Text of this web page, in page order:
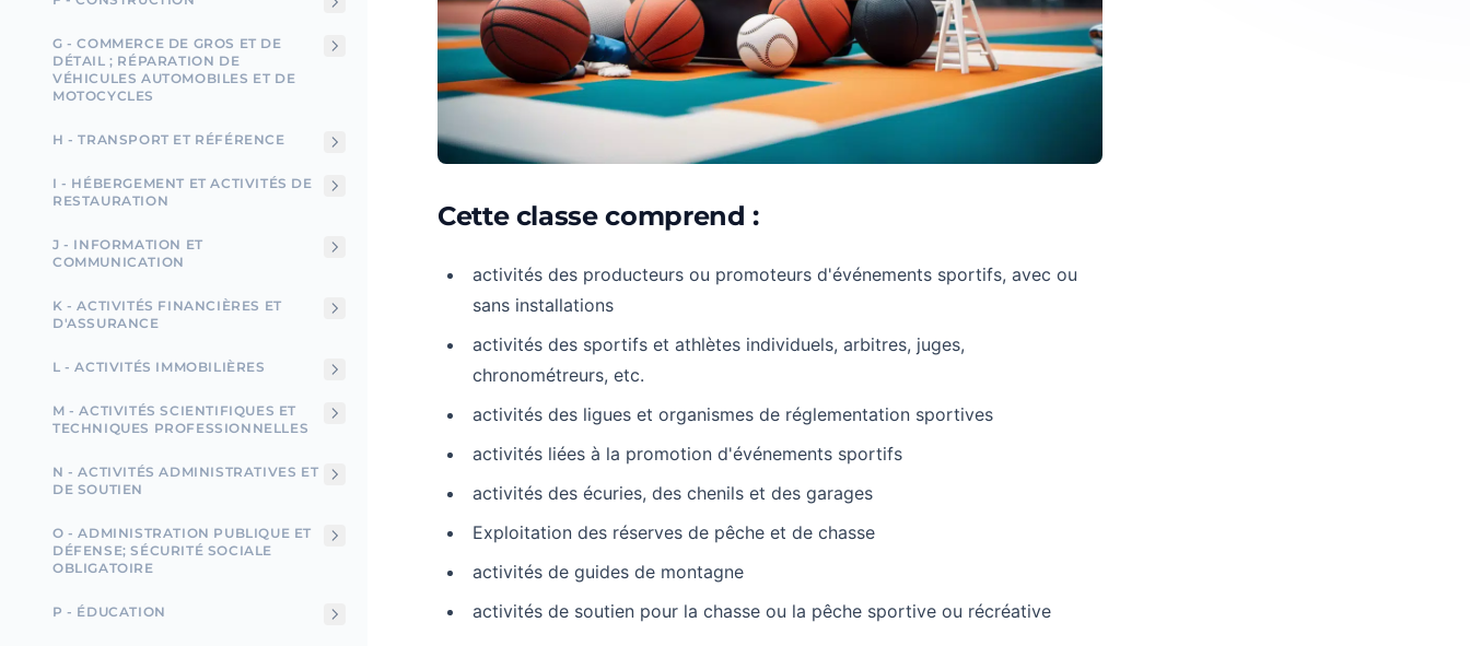
G - COMMERCE DE GROS ET DE
DÉTAIL ; RÉPARATION DE
VÉHICULES AUTOMOBILES ET DE
MOTOCYCLES
H - TRANSPORT ET RÉFÉRENCE
I - HÉBERGEMENT ET ACTIVITÉS DE
RESTAURATION
J - INFORMATION ET
COMMUNICATION
K - ACTIVITÉS FINANCIÈRES ET
D'ASSURANCE
L - ACTIVITÉS IMMOBILIÈRES
M - ACTIVITÉS SCIENTIFIQUES ET
TECHNIQUES PROFESSIONNELLES
N - ACTIVITÉS ADMINISTRATIVES ET
DE SOUTIEN
O - ADMINISTRATION PUBLIQUE ET
DÉFENSE; SÉCURITÉ SOCIALE
OBLIGATOIRE
P - ÉDUCATION
Cette classe comprend :
activités des producteurs ou promoteurs d'événements sportifs, avec ou
sans installations
activités des sportifs et athlètes individuels, arbitres, juges,
chronométreurs, etc.
activités des ligues et organismes de réglementation sportives
activités liées à la promotion d'événements sportifs
activités des écuries, des chenils et des garages
Exploitation des réserves de pêche et de chasse
activités de guides de montagne
activités de soutien pour la chasse ou la pêche sportive ou récréative